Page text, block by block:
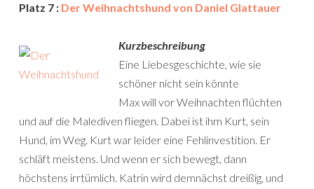
Platz 7 : Der Weihnachtshund von Daniel Glattauer
Kurzbeschreibung
Eine Liebesgeschichte, wie sie
schöner nicht sein könnte
Max will vor Weihnachten flüchten
und auf die Malediven fliegen. Dabei ist ihm Kurt, sein
Hund, im Weg. Kurt war leider eine Fehlinvestition. Er
schläft meistens. Und wenn er sich bewegt, dann
höchstens irrtümlich. Katrin wird demnächst dreißig, und